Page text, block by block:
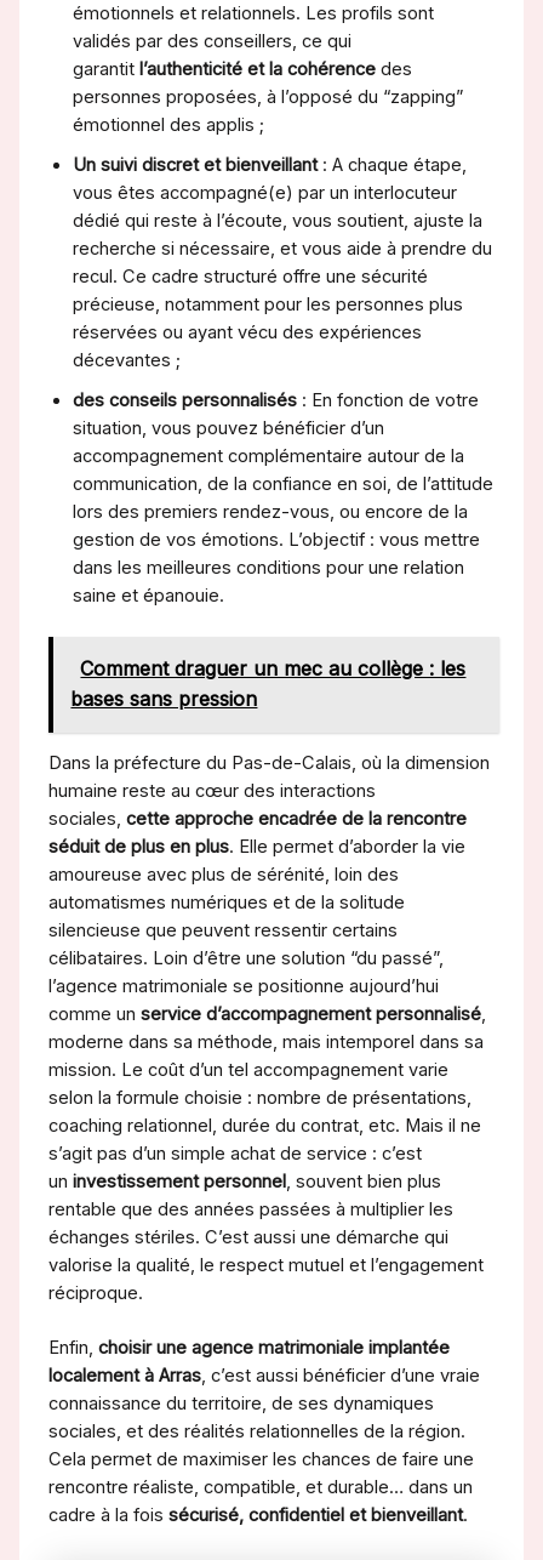
émotionnels et relationnels. Les profils sont
validés par des conseillers, ce qui
garantit l’authenticité et la cohérencedes
personnes proposées, à l’opposé du “zapping”
émotionnel des applis ;
Un suivi discret et bienveillant: A chaque étape,
vous êtes accompagné(e) par un interlocuteur
dédié qui reste à l’écoute, vous soutient, ajuste la
recherche si nécessaire, et vous aide à prendre du
recul. Ce cadre structuré offre une sécurité
précieuse, notamment pour les personnes plus
réservées ou ayant vécu des expériences
décevantes ;
des conseils personnalisés: En fonction de votre
situation, vous pouvez bénéficier d’un
accompagnement complémentaire autour de la
communication, de la confiance en soi, de l’attitude
lors des premiers rendez-vous, ou encore de la
gestion de vos émotions. L’objectif : vous mettre
dans les meilleures conditions pour une relation
saine et épanouie.
Comment draguer un mec au collège : les
bases sans pression
Dans la préfecture du Pas-de-Calais, où la dimension
humaine reste au cœur des interactions
sociales, cette approche encadrée de la rencontre
séduit de plus en plus. Elle permet d’aborder la vie
amoureuse avec plus de sérénité, loin des
automatismes numériques et de la solitude
silencieuse que peuvent ressentir certains
célibataires. Loin d’être une solution “du passé”,
l’agence matrimoniale se positionne aujourd’hui
comme un service d’accompagnement personnalisé,
moderne dans sa méthode, mais intemporel dans sa
mission. Le coût d’un tel accompagnement varie
selon la formule choisie : nombre de présentations,
coaching relationnel, durée du contrat, etc. Mais il ne
s’agit pas d’un simple achat de service : c’est
un investissement personnel, souvent bien plus
rentable que des années passées à multiplier les
échanges stériles. C’est aussi une démarche qui
valorise la qualité, le respect mutuel et l’engagement
réciproque.
Enfin, choisir une agence matrimoniale implantée
localement à Arras, c’est aussi bénéficier d’une vraie
connaissance du territoire, de ses dynamiques
sociales, et des réalités relationnelles de la région.
Cela permet de maximiser les chances de faire une
rencontre réaliste, compatible, et durable… dans un
cadre à la fois sécurisé, confidentiel et bienveillant.